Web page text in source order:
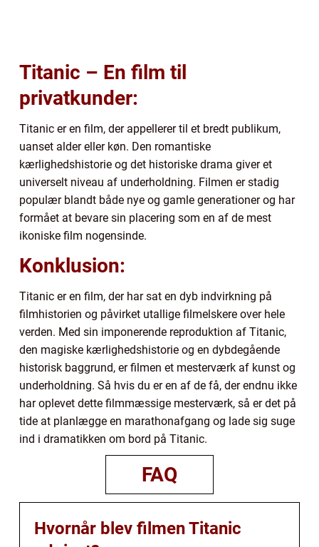
Titanic – En film til
privatkunder:
Titanic er en film, der appellerer til et bredt publikum,
uanset alder eller køn. Den romantiske
kærlighedshistorie og det historiske drama giver et
universelt niveau af underholdning. Filmen er stadig
populær blandt både nye og gamle generationer og har
formået at bevare sin placering som en af de mest
ikoniske film nogensinde.
Konklusion:
Titanic er en film, der har sat en dyb indvirkning på
filmhistorien og påvirket utallige filmelskere over hele
verden. Med sin imponerende reproduktion af Titanic,
den magiske kærlighedshistorie og en dybdegående
historisk baggrund, er filmen et mesterværk af kunst og
underholdning. Så hvis du er en af de få, der endnu ikke
har oplevet dette filmmæssige mesterværk, så er det på
tide at planlægge en marathonafgang og lade sig suge
ind i dramatikken om bord på Titanic.
FAQ
Hvornår blev filmen Titanic